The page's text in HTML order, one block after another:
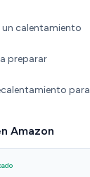
un calentamiento
preparar
para
Amazon